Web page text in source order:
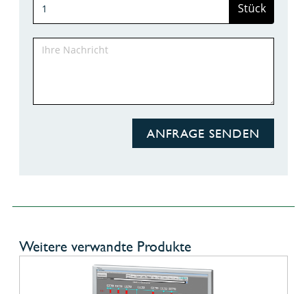
Stück
ANFRAGE SENDEN
Weitere verwandte Produkte